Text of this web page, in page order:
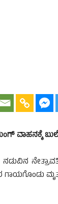
ವಾಹನಕ್ಕೆ